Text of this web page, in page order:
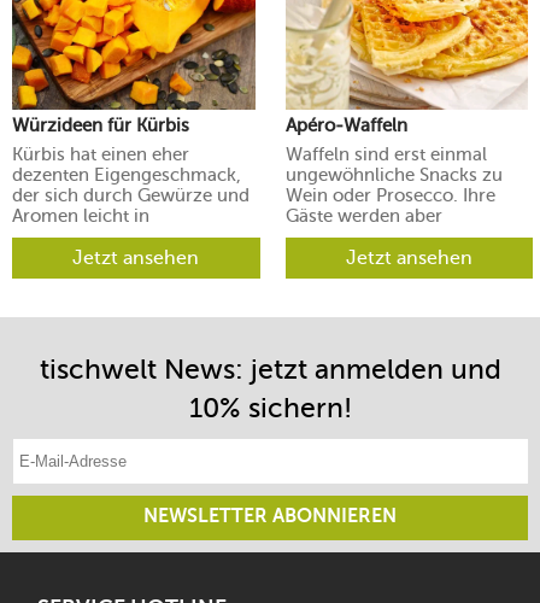
Würzideen für Kürbis
Kürbis hat einen eher
dezenten Eigengeschmack,
der sich durch Gewürze und
Aromen leicht in
verschiedene Richtungen
lenken lässt.Jetzt ansehen
Apéro-Waffeln
Waffeln sind erst einmal
ungewöhnliche Snacks zu
Wein oder Prosecco. Ihre
Gäste werden aber
begeistert sein.
Jetzt ansehen
tischwelt News: jetzt anmelden und
10% sichern!
E-Mail-Adresse eintragen
NEWSLETTER ABONNIEREN